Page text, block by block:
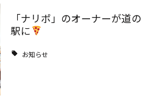
「ナリポ」のオーナーが道の
駅に
お知らせ